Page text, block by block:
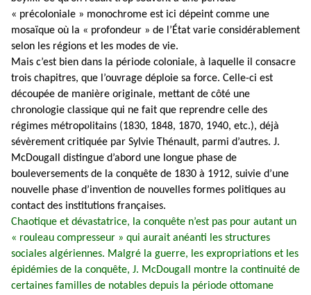
« précoloniale » monochrome est ici dépeint comme une
mosaïque où la « profondeur » de l’État varie considérablement
selon les régions et les modes de vie.
Mais c’est bien dans la période coloniale, à laquelle il consacre
trois chapitres, que l’ouvrage déploie sa force. Celle-ci est
découpée de manière originale, mettant de côté une
chronologie classique qui ne fait que reprendre celle des
régimes métropolitains (1830, 1848, 1870, 1940, etc.), déjà
sévèrement critiquée par Sylvie Thénault, parmi d’autres. J.
McDougall distingue d’abord une longue phase de
bouleversements de la conquête de 1830 à 1912, suivie d’une
nouvelle phase d’invention de nouvelles formes politiques au
contact des institutions françaises.
Chaotique et dévastatrice, la conquête n’est pas pour autant un
« rouleau compresseur » qui aurait anéanti les structures
sociales algériennes. Malgré la guerre, les expropriations et les
épidémies de la conquête, J. McDougall montre la continuité de
certaines familles de notables depuis la période ottomane